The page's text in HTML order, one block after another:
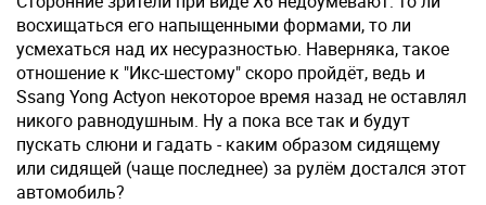
восхищаться его напыщенными формами, то ли
усмехаться над их несуразностью. Наверняка, такое
отношение к "Икс-шестому" скоро пройдёт, ведь и
Ssang Yong Actyon некоторое время назад не оставлял
никого равнодушным. Ну а пока все так и будут
пускать слюни и гадать - каким образом сидящему
или сидящей (чаще последнее) за рулём достался этот
автомобиль?